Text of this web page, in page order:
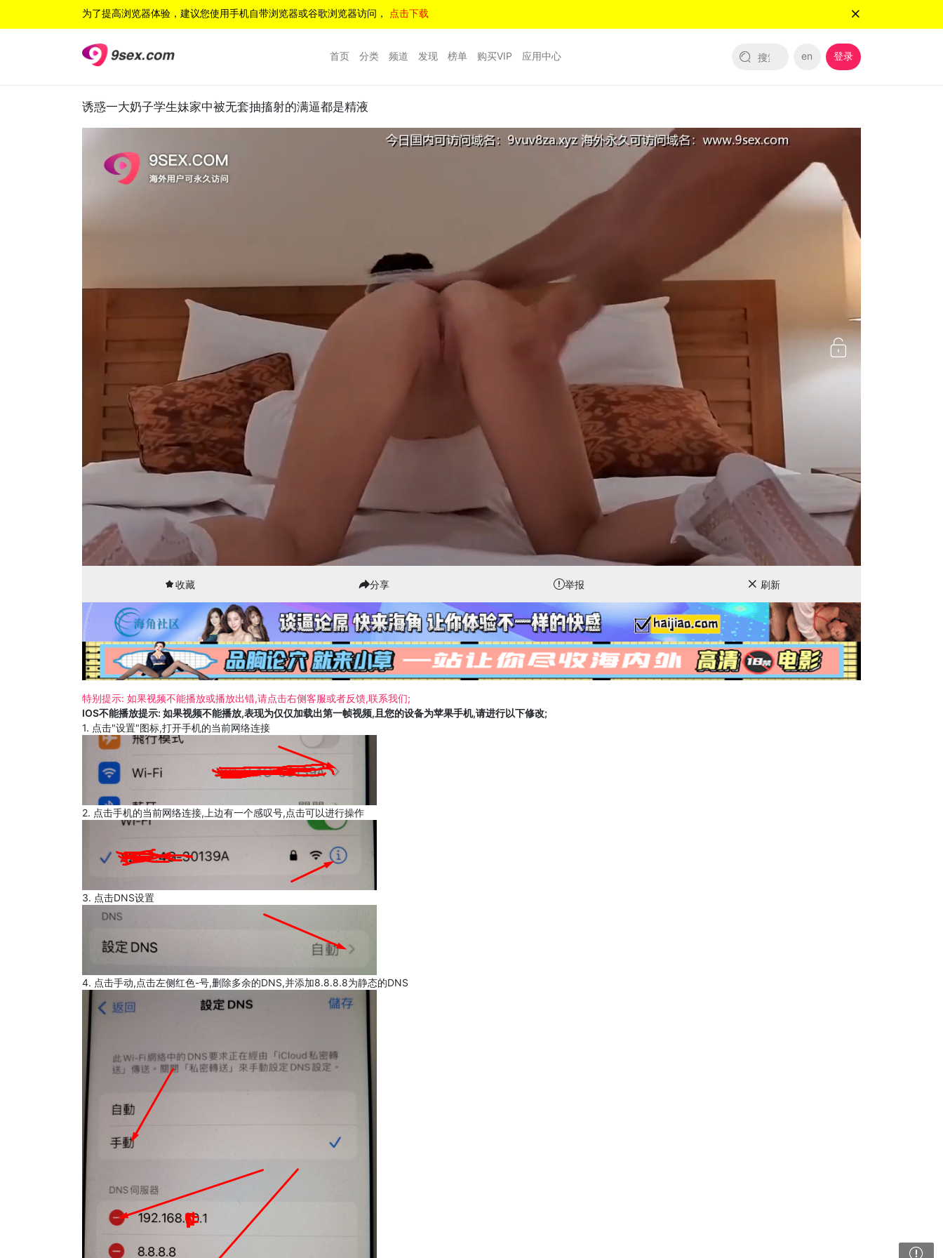
为了提高浏览器体验，建议您使用手机自带浏览器或谷歌浏览器访问， 点击下载
首页 分类 频道 发现 榜单 购买VIP 应用中心 en 登录
诱惑一大奶子学生妹家中被无套抽搐射的满逼都是精液
00:15
收藏 分享 举报 刷新
特别提示: 如果视频不能播放或播放出错,请点击右侧客服或者反馈,联系我们;
IOS不能播放提示: 如果视频不能播放,表现为仅仅加载出第一帧视频,且您的设备为苹果手机,请进行以下修改;
1. 点击"设置"图标,打开手机的当前网络连接
2. 点击手机的当前网络连接,上边有一个感叹号,点击可以进行操作
3. 点击DNS设置
4. 点击手动,点击左侧红色-号,删除多余的DNS,并添加8.8.8.8为静态的DNS